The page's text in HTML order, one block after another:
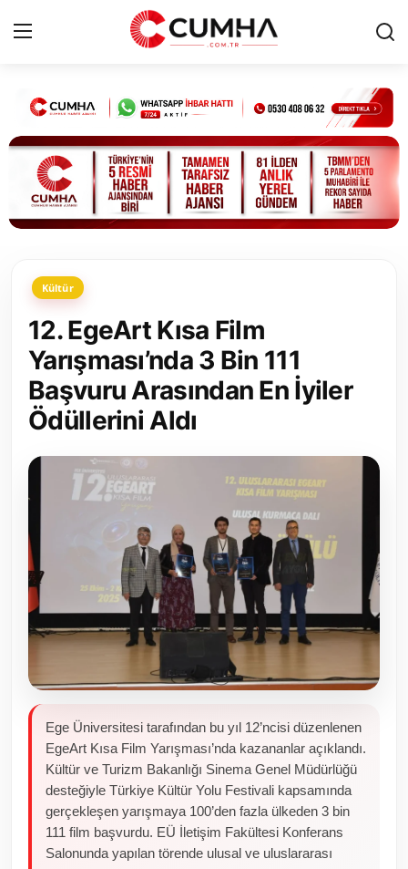
Kurumsal
Cumhurbaşkanlığı
Bakanlıklar
Siyasi Partiler
Yerel Yönetimler
Mülki İdare
Toplum ve Yaşam
Sivil Toplum Kuruluşları
Kamu Kurumları ve Üst Kurullar
Resmi Reklamlar
Kültür
12. EgeArt Kısa Film
Yarışması’nda 3 Bin 111
Başvuru Arasından En İyiler
Ödüllerini Aldı
Ege Üniversitesi tarafından bu yıl 12’ncisi düzenlenen
EgeArt Kısa Film Yarışması’nda kazananlar açıklandı.
Kültür ve Turizm Bakanlığı Sinema Genel Müdürlüğü
desteğiyle Türkiye Kültür Yolu Festivali kapsamında
gerçekleşen yarışmaya 100’den fazla ülkeden 3 bin
111 film başvurdu. EÜ İletişim Fakültesi Konferans
Salonunda yapılan törende ulusal ve uluslararası